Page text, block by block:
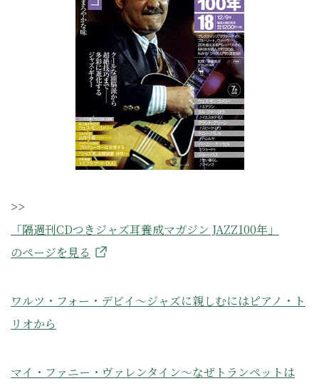
>>
「隔週刊CDつきジャズ耳養成マガジン JAZZ100年」
のページを見る
ワルツ・フォー・デビイ〜ジャズに親しむにはピアノ・ト
リオから
マイ・ファニー・ヴァレンタイン〜なぜトランペットは